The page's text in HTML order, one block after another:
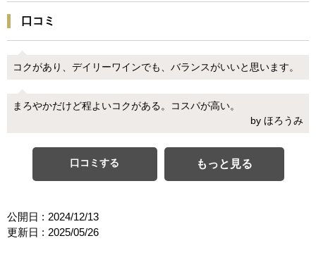
口コミ
コクがあり、デイリーワインでも、バランスがいいと思います。
まろやかだけど程よいコクがある。コスパが高い。
by ほろうみ
口コミする もっと見る
公開日 : 2024/12/13
更新日 : 2025/05/26